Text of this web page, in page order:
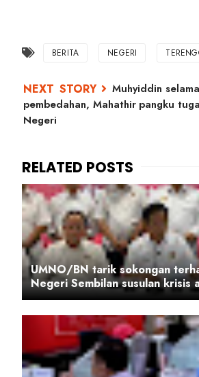
BERITA NEGERI
Muhyiddin
pembedahan, Mahathir pangku
Negeri
UMNO/BN tarik sokongan
Negeri Sembilan susulan krisis